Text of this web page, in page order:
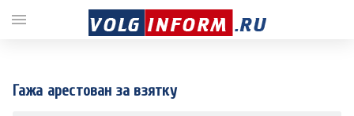
Гажа арестован за взятку
menu